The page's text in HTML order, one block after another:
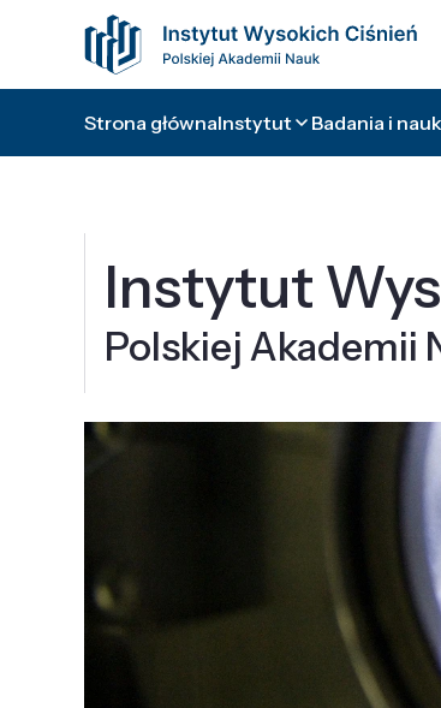
Strona głównaInstytut Badania i
Instytut
Polskiej Akademii